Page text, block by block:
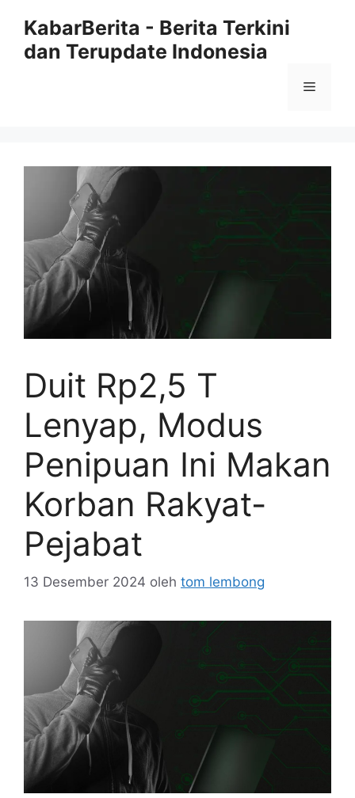
KabarBerita - Berita Terkini
dan Terupdate Indonesia
Menu
Duit Rp2,5 T
Lenyap, Modus
Penipuan Ini Makan
Korban Rakyat-
Pejabat
13 Desember 2024 oleh tom lembong